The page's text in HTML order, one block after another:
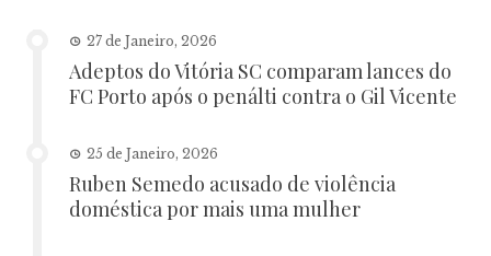
27 de Janeiro, 2026
Adeptos do Vitória SC comparam lances do
FC Porto após o penálti contra o Gil Vicente
25 de Janeiro, 2026
Ruben Semedo acusado de violência
doméstica por mais uma mulher